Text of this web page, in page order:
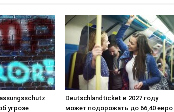
угрозе
Deutschlandticket в 2027 году
может подорожать до 66,40 евро